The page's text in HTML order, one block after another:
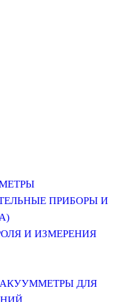
ПРИБОРЫ И
И ИЗМЕРЕНИЯ
ДЛЯ